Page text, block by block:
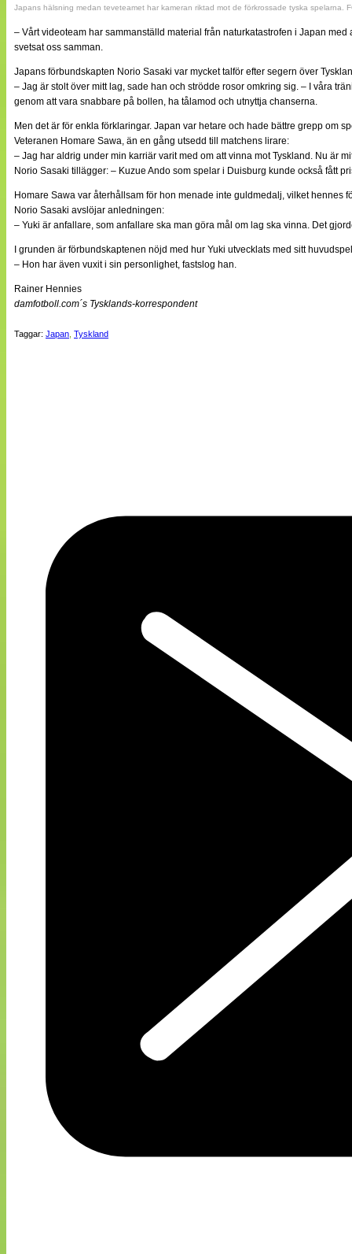
Japans hälsning medan teveteamet har kameran riktad mot de förkrossade tyska spelarna.
– Vårt videoteam har sammanställd material från naturkatastrofen i Japan
svetsat oss samman.
Japans förbundskapten Norio Sasaki var mycket talför efter segern över
– Jag är stolt över mitt lag, sade han och strödde rosor omkring sig. – I våra
genom att vara snabbare på bollen, ha tålamod och utnyttja chanserna.
Men det är för enkla förklaringar. Japan var hetare och hade bättre grepp om
Veteranen Homare Sawa, än en gång utsedd till matchens lirare:
– Jag har aldrig under min karriär varit med om att vinna mot Tyskland. Nu är
Norio Sasaki tillägger: – Kuzue Ando som spelar i Duisburg kunde också fått
Homare Sawa var återhållsam för hon menade inte guldmedalj, vilket hennes
Norio Sasaki avslöjar anledningen:
– Yuki är anfallare, som anfallare ska man göra mål om lag ska vinna. Det
I grunden är förbundskaptenen nöjd med hur Yuki utvecklats med sitt
– Hon har även vuxit i sin personlighet, fastslog han.
Rainer Hennies
damfotboll.com´s Tysklands-korrespondent
Taggar: Japan Tyskland